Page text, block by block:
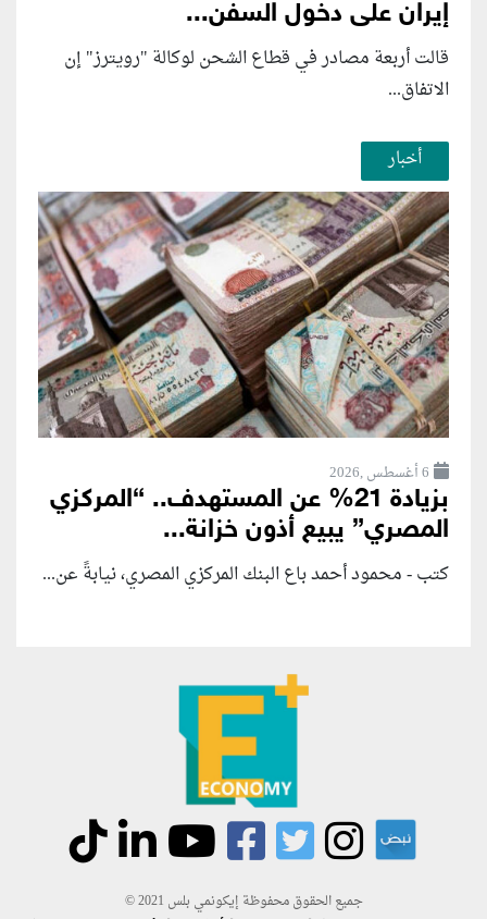
إيران على دخول السفن...
قالت أربعة مصادر في قطاع الشحن لوكالة "رويترز" إن
الاتفاق...
أخبار
6 أغسطس ,2026
بزيادة 21% عن المستهدف.. “المركزي
المصري” يبيع أذون خزانة...
كتب - محمود أحمد باع البنك المركزي المصري، نيابةً عن...
جميع الحقوق محفوظة إيكونمي بلس 2021 ©